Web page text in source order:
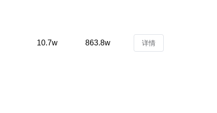
10.7w 863.8w 详情